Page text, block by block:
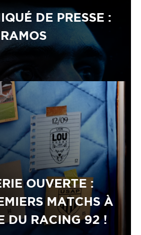
DE PRESSE :
OUVERTE :
MATCHS À
DU RACING 92 !